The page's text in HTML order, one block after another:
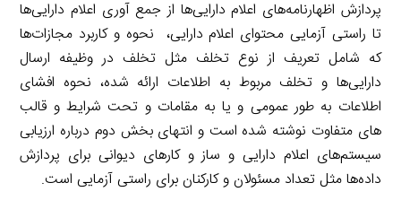
پردازش اظهارنامه‌های اعلام دارایی‌ها از جمع آوری اعلام دارایی‌ها
تا راستی آزمایی محتوای اعلام دارایی، نحوه و کاربرد مجازات‌ها
که شامل تعریف از نوع تخلف مثل تخلف در وظیفه ارسال
دارایی‌ها و تخلف مربوط به اطلاعات ارائه شده، نحوه افشای
اطلاعات به طور عمومی و یا به مقامات و تحت شرایط و قالب
های متفاوت نوشته شده است و انتهای بخش دوم درباره ارزیابی
سیستم‌های اعلام دارایی و ساز و کارهای دیوانی برای پردازش
داده‌ها مثل تعداد مسئولان و کارکنان برای راستی آزمایی است.